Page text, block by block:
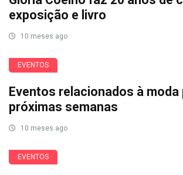
exposição e livro
10 meses ago
EVENTOS
Eventos relacionados à moda
próximas semanas
10 meses ago
EVENTOS